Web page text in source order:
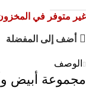
غير متوفر في
أضف إلى المفضلة
الوصف
مجموعة أبيض